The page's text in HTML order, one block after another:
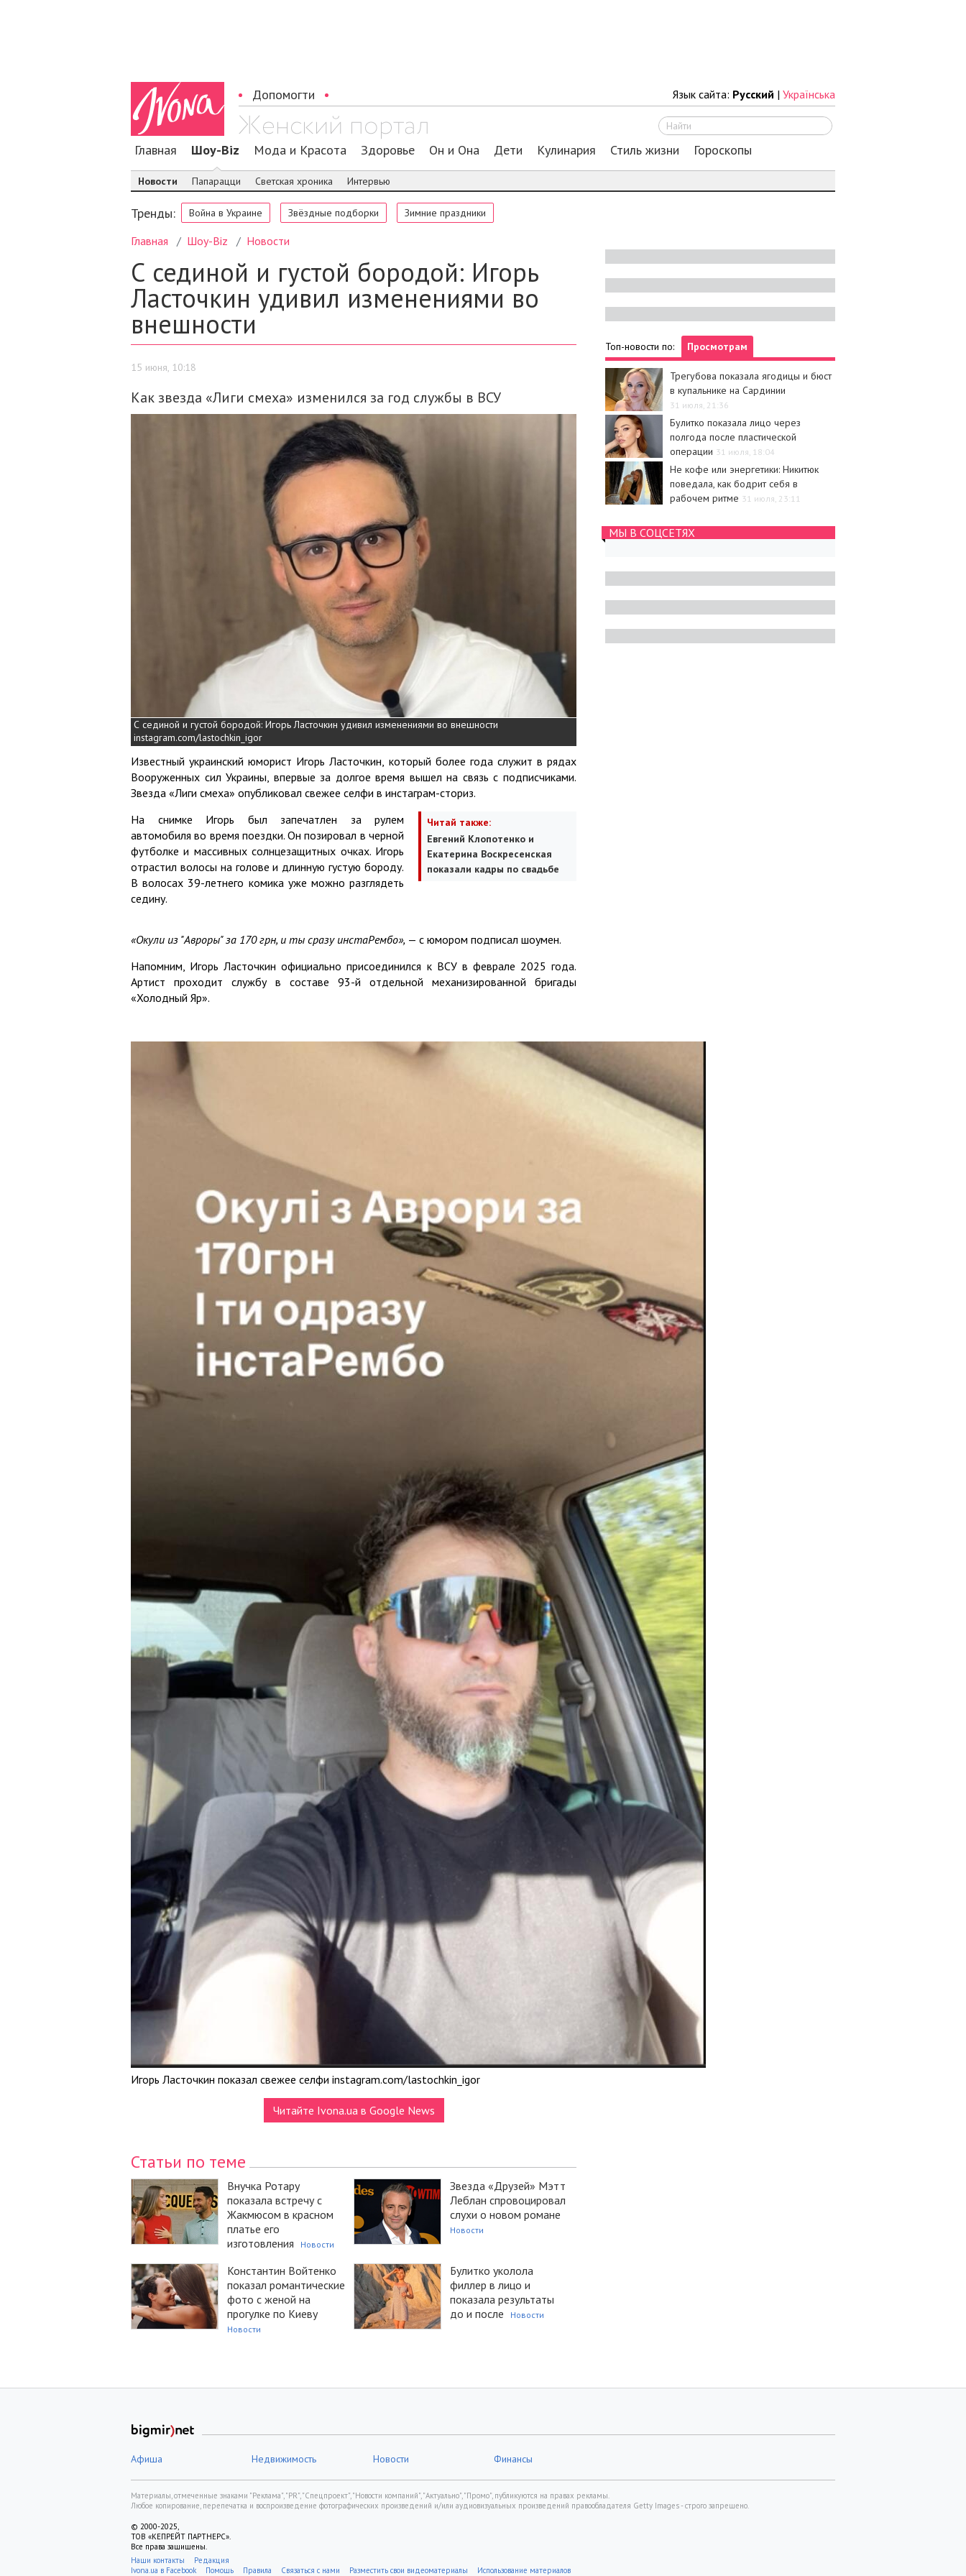
Допомогти Язык сайта: Русский | Українська
Главная Шоу-Biz Мода и Красота Здоровье Он и Она Дети Кулинария Стиль жизни Гороскопы
Новости Папарацци Светская хроника Интервью
Тренды: Война в Украине Звёздные подборки Зимние праздники
Главная Шоу-Biz Новости
С сединой и густой бородой: Игорь
Ласточкин удивил изменениями во
внешности
15 июня, 10:18
Как звезда «Лиги смеха» изменился за год службы в ВСУ
С сединой и густой бородой: Игорь Ласточкин удивил изменениями во внешности
instagram.com/lastochkin_igor
Известный украинский юморист Игорь Ласточкин, который более года служит в рядах
Вооруженных сил Украины, впервые за долгое время вышел на связь с подписчиками.
Звезда «Лиги смеха» опубликовал свежее селфи в инстаграм-сториз.
Читай также:
Евгений Клопотенко и
Екатерина Воскресенская
показали кадры по свадьбе
На снимке Игорь был запечатлен за рулем
автомобиля во время поездки. Он позировал в черной
футболке и массивных солнцезащитных очках. Игорь
отрастил волосы на голове и длинную густую бороду.
В волосах 39-летнего комика уже можно разглядеть
седину.
«Окули из "Авроры" за 170 грн, и ты сразу инстаРембо», — с юмором подписал шоумен.
Напомним, Игорь Ласточкин официально присоединился к ВСУ в феврале 2025 года.
Артист проходит службу в составе 93-й отдельной механизированной бригады
«Холодный Яр».
Игорь Ласточкин показал свежее селфи instagram.com/lastochkin_igor
Читайте Ivona.ua в Google News
Статьи по теме
Внучка Ротару
показала встречу с
Жакмюсом в красном
платье его
изготовления
Новости
Звезда «Друзей» Мэтт
Леблан спровоцировал
слухи о новом романе
Новости
Константин Войтенко
показал романтические
фото с женой на
прогулке по Киеву
Новости
Булитко уколола
филлер в лицо и
показала результаты
до и после
Новости
Топ-новости по: Просмотрам
Трегубова показала ягодицы и бюст
в купальнике на Сардинии
31 июля, 21:36
Булитко показала лицо через
полгода после пластической
операции 31 июля, 18:04
Не кофе или энергетики: Никитюк
поведала, как бодрит себя в
рабочем ритме 31 июля, 23:11
МЫ В СОЦСЕТЯХ
Афиша Недвижимость Новости Финансы
Материалы, отмеченные знаками "Реклама", "PR", "Спецпроект", "Новости компаний", "Актуально", "Промо", публикуются на правах рекламы.
Любое копирование, перепечатка и воспроизведение фотографических произведений и/или аудиовизуальных произведений правообладателя Getty Images - строго запрещено.
© 2000-2025,
ТОВ «КЕПРЕЙТ ПАРТНЕРС».
Все права защищены.
Наши контакты
Редакция
Ivona.ua в Facebook
Помощь Правила Связаться с нами Разместить свои видеоматериалы
Использование материалов